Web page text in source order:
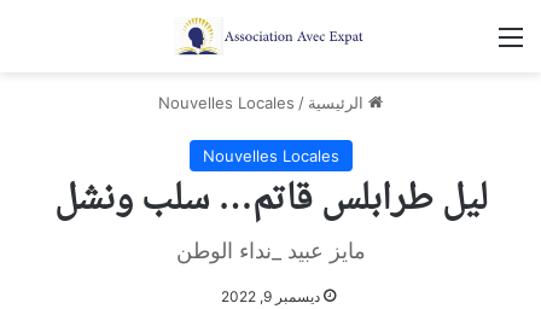
القائمة
الرئيسية /
Nouvelles Locales
Nouvelles Locales
ليل طرابلس قاتم… سلب ونشل
مايز عبيد _نداء الوطن
ديسمبر 9, 2022